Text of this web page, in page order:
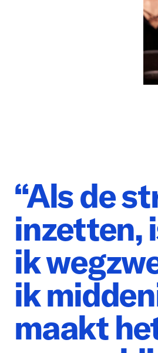
“Als de
inzetten,
ik
ik
maakt